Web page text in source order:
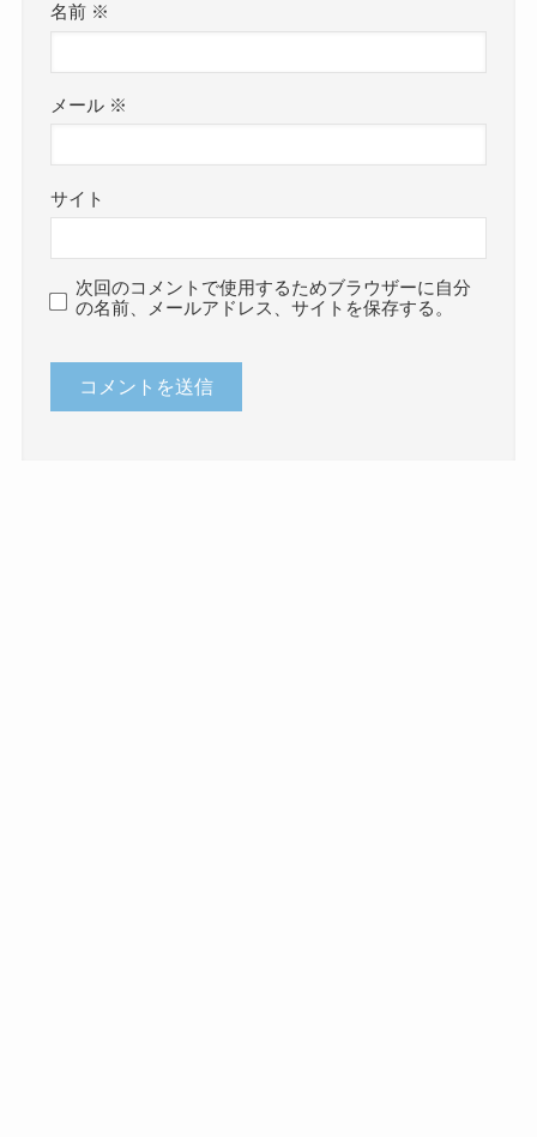
名前 ※
メール ※
サイト
次回のコメントで使用するためブラウザーに自分
の名前、メールアドレス、サイトを保存する。